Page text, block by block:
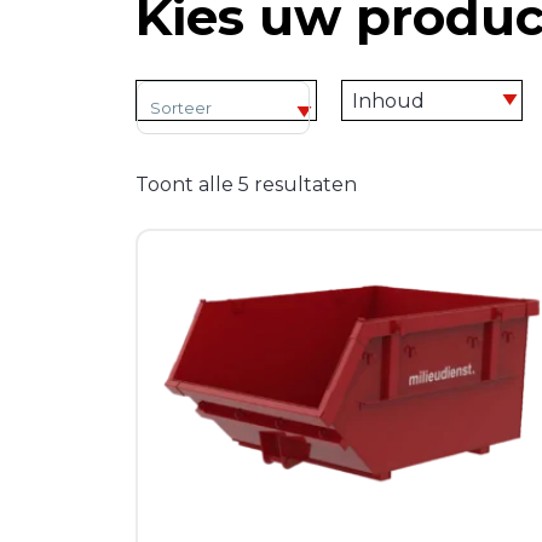
Kies uw
Sorteer producten
Toont alle 5 resultaten